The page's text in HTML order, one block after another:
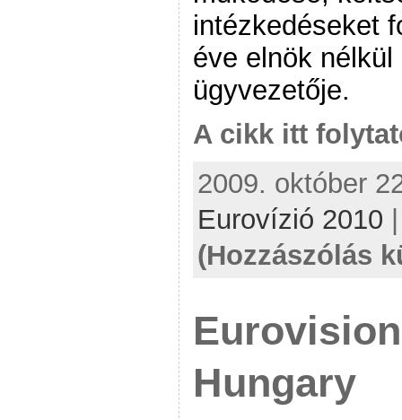
intézkedéseket
éve elnök
ügyvezetője.
A cikk itt
2009. október
Eurovízió 2010
(Hozzászólás
Hungary